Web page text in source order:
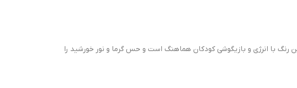
با انرژی و بازیگوشی کودکان هماهنگ است و حس گرما و نور خورشید را